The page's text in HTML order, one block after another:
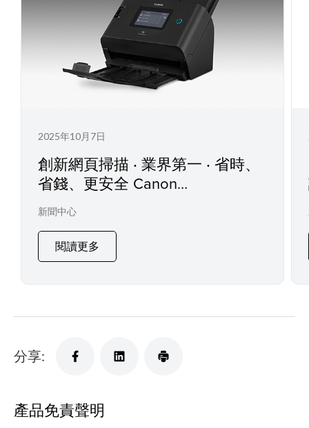
2025年10月7日
創新網頁掃描 ‧ 業界第一 ‧ 省時、
省錢、更安全 Canon
imageFORMULA DR-S350NW
新聞中心
閱讀更多
分享:
產品免責聲明